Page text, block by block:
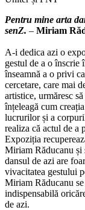
Pentru mine arta
senZ. – Miriam
A-i dedica azi o
gestul de a o înscrie
înseamnă a o privi
cercetare, care mai
artistice, urmăresc
înțeleagă cum
lucrurilor și a
realiza că actul de a
Expoziția
Miriam Răducanu și
dansul de azi are
vivacitatea gestului
Miriam Răducanu
indispensabilă
de azi.